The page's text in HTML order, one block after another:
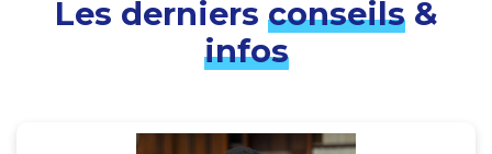
Les derniers conseils&
infos